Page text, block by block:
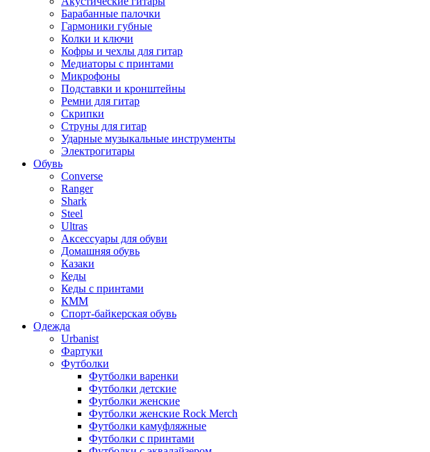
Барабанные палочки
Гармоники губные
Колки и ключи
Кофры и чехлы для гитар
Медиаторы с принтами
Микрофоны
Подставки и кронштейны
Ремни для гитар
Скрипки
Струны для гитар
Ударные музыкальные инструменты
Электрогитары
Обувь
Converse
Ranger
Shark
Steel
Ultras
Аксессуары для обуви
Домашняя обувь
Казаки
Кеды
Кеды с принтами
КММ
Спорт-байкерская обувь
Одежда
Urbanist
Фартуки
Футболки
Футболки варенки
Футболки детские
Футболки женские
Футболки женские Rock Merch
Футболки камуфляжные
Футболки с принтами